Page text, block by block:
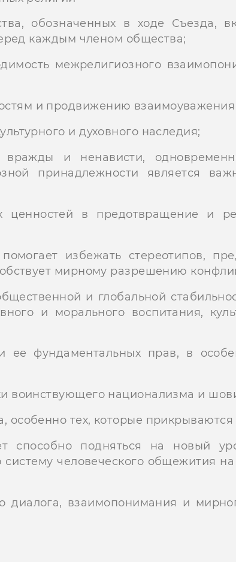
обозначенных в ходе Съезда,
каждым членом общества;
межрелигиозного
и продвижению
и духовного наследия;
вражды и ненависти,
принадлежности является
в предотвращение и
избежать стереотипов,
мирному разрешению
и глобальной
и морального воспитания,
ее фундаментальных прав, в
воинствующего национализма и
тех, которые прикрываются
способно подняться на новый
систему человеческого общежития
взаимопонимания и